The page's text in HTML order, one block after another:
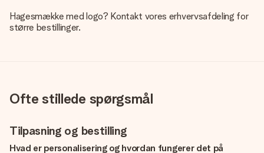
Hagesmække med logo? Kontakt vores erhvervsafdeling for
større bestillinger.
Ofte stillede spørgsmål
Tilpasning og bestilling
Hvad er personalisering og hvordan fungerer det på